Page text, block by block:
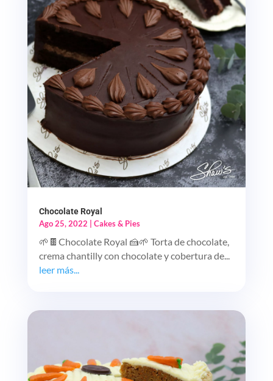
Chocolate Royal
Ago 25, 2022
Cakes & Pies
🌱🍫Chocolate Royal 🍰🌱 Torta de chocolate,
crema chantilly con chocolate y cobertura de...
leer más...